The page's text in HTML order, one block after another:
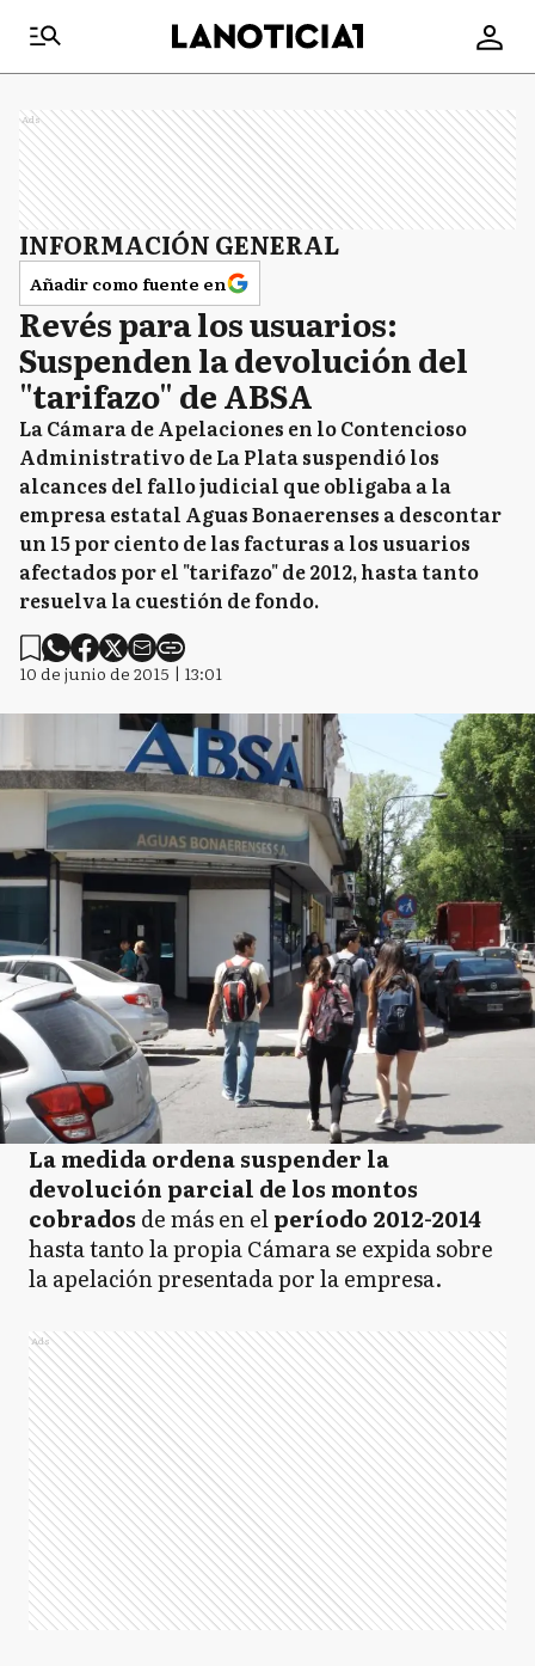
Ads
INFORMACIÓN GENERAL
Añadir como fuente en
Revés para los usuarios:
Suspenden la devolución del
"tarifazo" de ABSA
La Cámara de Apelaciones en lo Contencioso
Administrativo de La Plata suspendió los
alcances del fallo judicial que obligaba a la
empresa estatal Aguas Bonaerenses a descontar
un 15 por ciento de las facturas a los usuarios
afectados por el "tarifazo" de 2012, hasta tanto
resuelva la cuestión de fondo.
10 de junio de 2015 | 13:01
La medida ordena suspender la
devolución parcial de los montos
cobrados de más en elperíodo 2012-2014
hasta tanto la propia Cámara se expida sobre
la apelación presentada por la empresa.
Ads